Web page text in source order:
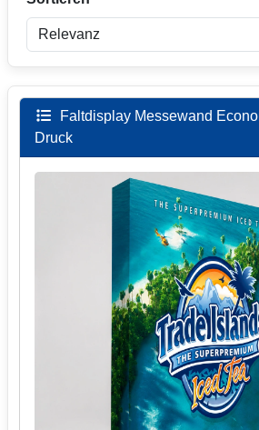
Faltdisplay Messewand
Druck